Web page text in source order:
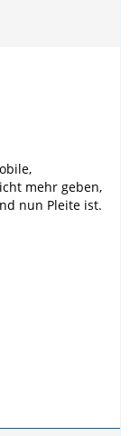
mehr geben,
nun Pleite ist.